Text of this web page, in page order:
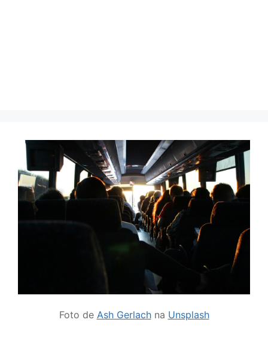
Foto de Ash Gerlachna Unsplash